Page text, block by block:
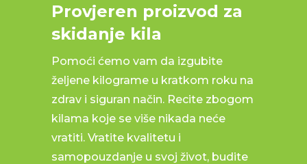
Provjeren proizvod za
skidanje kila
Pomoći ćemo vam da izgubite
željene kilograme u kratkom roku na
zdrav i siguran način. Recite zbogom
kilama koje se više nikada neće
vratiti. Vratite kvalitetu i
samopouzdanje u svoj život, budite